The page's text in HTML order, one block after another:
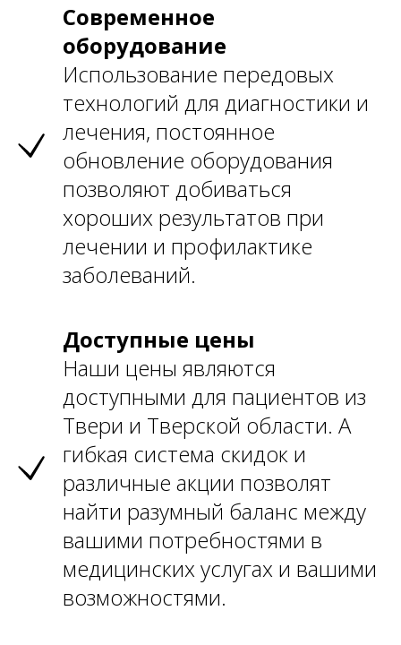
Современное
оборудование
Использование передовых
технологий для диагностики и
лечения, постоянное
обновление оборудования
позволяют добиваться
хороших результатов при
лечении и профилактике
заболеваний.
Доступные цены
Наши цены являются
доступными для пациентов из
Твери и Тверской области. А
гибкая система скидок и
различные акции позволят
найти разумный баланс между
вашими потребностями в
медицинских услугах и вашими
возможностями.